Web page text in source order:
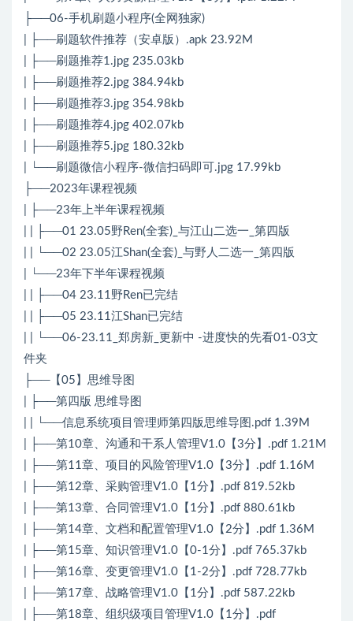
├──06-手机刷题小程序(全网独家)
| ├──刷题软件推荐（安卓版）.apk 23.92M
| ├──刷题推荐1.jpg 235.03kb
| ├──刷题推荐2.jpg 384.94kb
| ├──刷题推荐3.jpg 354.98kb
| ├──刷题推荐4.jpg 402.07kb
| ├──刷题推荐5.jpg 180.32kb
| └──刷题微信小程序-微信扫码即可.jpg 17.99kb
├──2023年课程视频
| ├──23年上半年课程视频
| | ├──01 23.05野Ren(全套)_与江山二选一_第四版
| | └──02 23.05江Shan(全套)_与野人二选一_第四版
| └──23年下半年课程视频
| | ├──04 23.11野Ren已完结
| | ├──05 23.11江Shan已完结
| | └──06-23.11_郑房新_更新中 -进度快的先看01-03文
件夹
├──【05】思维导图
| ├──第四版 思维导图
| | └──信息系统项目管理师第四版思维导图.pdf 1.39M
| ├──第10章、沟通和干系人管理V1.0【3分】.pdf 1.21M
| ├──第11章、项目的风险管理V1.0【3分】.pdf 1.16M
| ├──第12章、采购管理V1.0【1分】.pdf 819.52kb
| ├──第13章、合同管理V1.0【1分】.pdf 880.61kb
| ├──第14章、文档和配置管理V1.0【2分】.pdf 1.36M
| ├──第15章、知识管理V1.0【0-1分】.pdf 765.37kb
| ├──第16章、变更管理V1.0【1-2分】.pdf 728.77kb
| ├──第17章、战略管理V1.0【1分】.pdf 587.22kb
| ├──第18章、组织级项目管理V1.0【1分】.pdf